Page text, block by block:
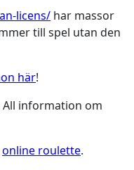
licens/ har massor
till spel utan den
här!
All information om
online roulette.